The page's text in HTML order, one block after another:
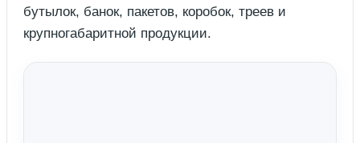
бутылок, банок, пакетов, коробок, треев и
крупногабаритной продукции.